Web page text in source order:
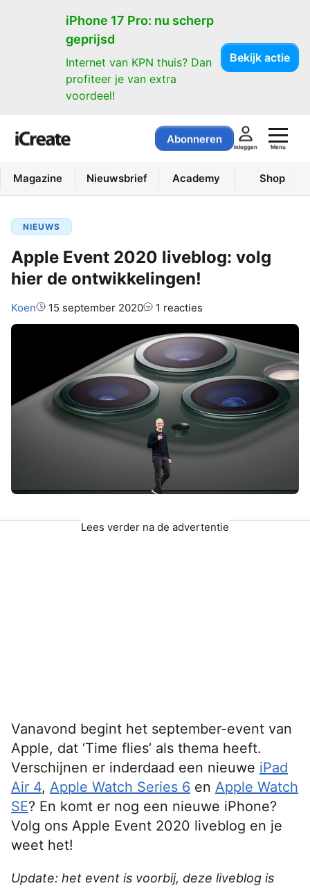
iPhone 17 Pro: nu scherp
geprijsd
Internet van KPN thuis? Dan
profiteer je van extra
voordeel!
Bekijk actie
Abonneren
Inloggen Menu
Magazine Nieuwsbrief Academy Shop
NIEUWS
Apple Event 2020 liveblog: volg
hier de ontwikkelingen!
Auteur:
Koen 15 september 2020 1 reacties
Lees verder na de advertentie
Vanavond begint het september-event van
Apple, dat ‘Time flies’ als thema heeft.
Verschijnen er inderdaad een nieuwe iPad
Air 4, Apple Watch Series 6 en Apple Watch
SE? En komt er nog een nieuwe iPhone?
Volg ons Apple Event 2020 liveblog en je
weet het!
Update: het event is voorbij, deze liveblog is